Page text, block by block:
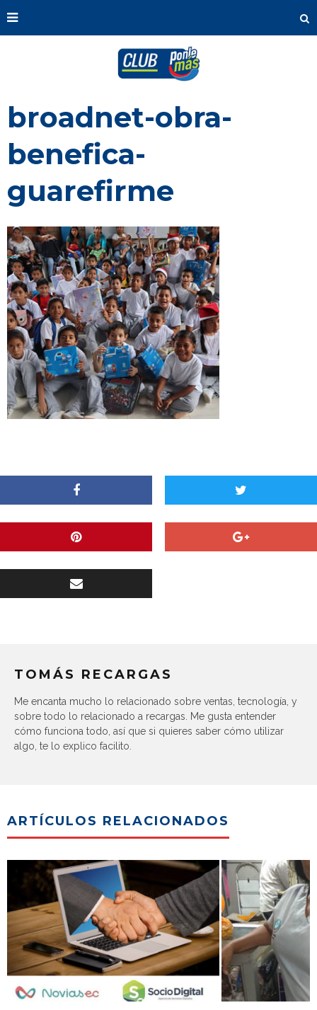
broadnet-obra-
benefica-
guarefirme
TOMÁS RECARGAS
Me encanta mucho lo relacionado sobre ventas, tecnología, y
sobre todo lo relacionado a recargas. Me gusta entender
cómo funciona todo, así que si quieres saber cómo utilizar
algo, te lo explico facilito.
ARTÍCULOS RELACIONADOS